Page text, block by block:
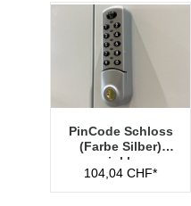
PinCode Schloss
(Farbe Silber)
inkl.
Hauptschlüssel
Typ 1
104,04 CHF*